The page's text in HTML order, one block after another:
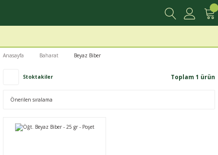
Anasayfa Baharat Beyaz Biber
Stoktakiler Toplam 1 ürün